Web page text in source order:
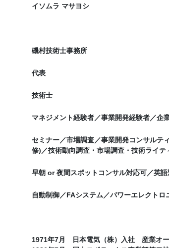
イソムラ マサヨシ
磯村技術士事務所
代表
技術士
マネジメント経験者／事業開発経験者／企
セミナー／市場調査／事業開発コンサルテ
修)／技術動向調査・市場調査・技術ライテ
早朝 or 夜間スポットコンサル対応可／英
自動制御／FAシステム／パワーエレクト
1971年7月 日本電気（株）入社 産業オー